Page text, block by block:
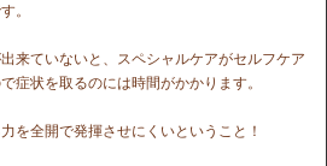
。
来ていないと、スペシャルケアがセルフケア
症状を取るのには時間がかかります。
を全開で発揮させにくいということ！